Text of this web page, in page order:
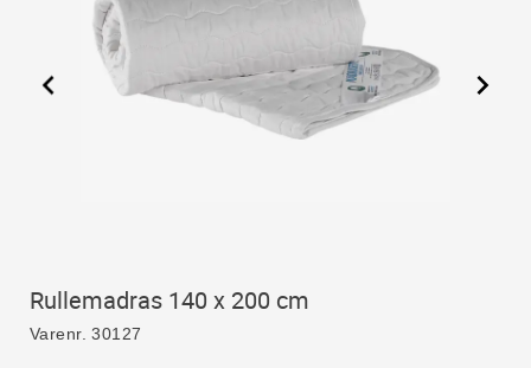
Rullemadras 140 x 200 cm
Varenr. 30127